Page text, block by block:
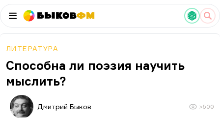
БыковФМ
ЛИТЕРАТУРА
Способна ли поэзия научить
мыслить?
Дмитрий Быков >500